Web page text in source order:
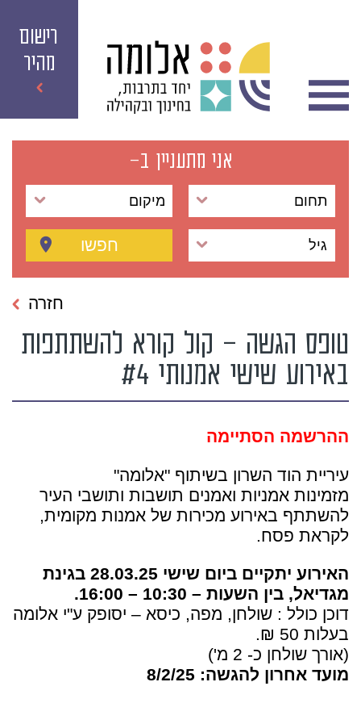
רישום
מהיר
אני מתעניין ב-
תחום מיקום
גיל חפשו
טופס הגשה – קול קורא להשתתפות
באירוע שישי אמנותי #4
חזרה
ההרשמה הסתיימה
עיריית הוד השרון בשיתוף "אלומה"
מזמינות אמניות ואמנים תושבות ותושבי העיר
להשתתף באירוע מכירות של אמנות מקומית,
לקראת פסח.
האירוע יתקיים ביום שישי 28.03.25 בגינת
מגדיאל, בין השעות – 10:30 – 16:00.
דוכן כולל : שולחן, מפה, כיסא – יסופק ע"י אלומה
בעלות 50 ₪.
(אורך שולחן כ- 2 מ')
מועד אחרון להגשה: 8/2/25